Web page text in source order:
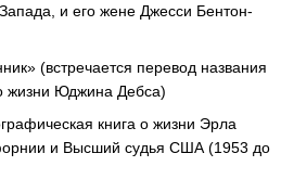
и его жене Джесси Бентон-
(встречается перевод названия
жизни Юджина Дебса)
книга о жизни Эрла
и Высший судья США (1953 до